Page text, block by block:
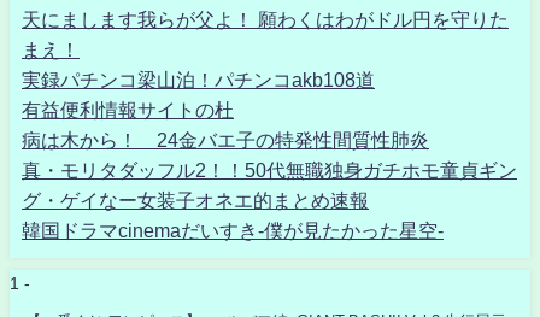
天にまします我らが父よ！ 願わくはわがドル円を守りた
まえ！
実録パチンコ梁山泊！パチンコakb108道
有益便利情報サイトの杜
病は木から！ 24金バエ子の特発性間質性肺炎
真・モリタダッフル2！！50代無職独身ガチホモ童貞ギン
グ・ゲイなー女装子オネエ的まとめ速報
韓国ドラマcinemaだいすき-僕が見たかった星空-
1 -